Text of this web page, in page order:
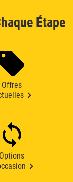
Étape
Offres
Options